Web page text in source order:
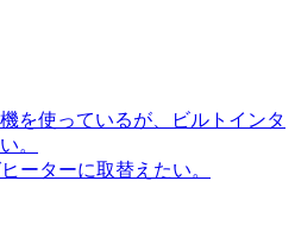
を使っているが、ビルトインタ
。
ーターに取替えたい。